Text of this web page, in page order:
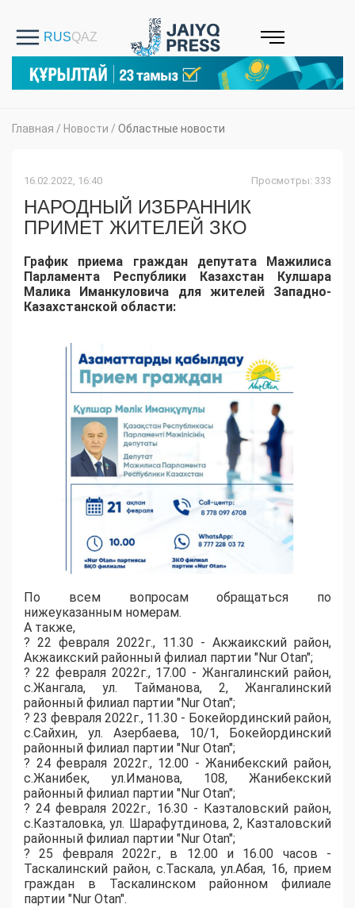
Главная / Новости / Областные новости
16.02.2022, 16:40 Просмотры: 333
НАРОДНЫЙ ИЗБРАННИК
ПРИМЕТ ЖИТЕЛЕЙ ЗКО
График приема граждан депутата Мажилиса
Парламента Республики Казахстан Кулшара
Малика Иманкуловича для жителей Западно-
Казахстанской области:
По всем вопросам обращаться по
нижеуказанным номерам.
А также,
?️ 22 февраля 2022г., 11.30 - Акжаикский район,
Акжаикский районный филиал партии "Nur Otan";
?️ 22 февраля 2022г., 17.00 - Жангалинский район,
с.Жангала, ул. Тайманова, 2, Жангалинский
районный филиал партии "Nur Otan";
?️ 23 февраля 2022г., 11.30 - Бокейординский район,
с.Сайхин, ул. Азербаева, 10/1, Бокейординский
районный филиал партии "Nur Otan";
?️ 24 февраля 2022г., 12.00 - Жанибекский район,
с.Жанибек, ул.Иманова, 108, Жанибекский
районный филиал партии "Nur Otan";
?️ 24 февраля 2022г., 16.30 - Казталовский район,
с.Казталовка, ул. Шарафутдинова, 2, Казталовский
районный филиал партии "Nur Otan";
?️ 25 февраля 2022г., в 12.00 и 16.00 часов -
Таскалинский район, с.Таскала, ул.Абая, 16, прием
граждан в Таскалинском районном филиале
партии "Nur Otan".